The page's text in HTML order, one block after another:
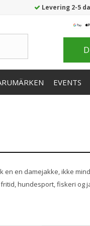
Levering 2-5
EVENTS
en damejakke, ikke
hundesport, fiskeri og